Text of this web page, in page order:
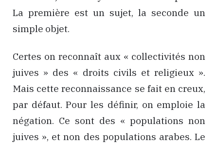
La première est un sujet, la seconde un
simple objet.
Certes on reconnaît aux « collectivités non
juives » des « droits civils et religieux ».
Mais cette reconnaissance se fait en creux,
par défaut. Pour les définir, on emploie la
négation. Ce sont des « populations non
juives », et non des populations arabes. Le